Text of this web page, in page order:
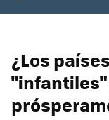
¿Los
"infantiles"